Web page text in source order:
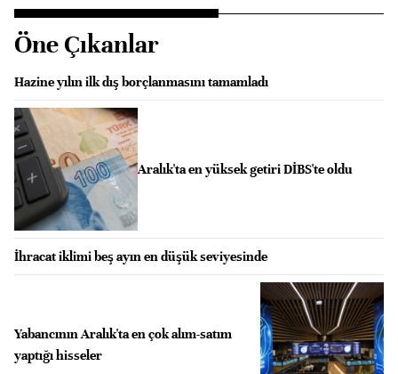
Öne Çıkanlar
Hazine yılın ilk dış borçlanmasını tamamladı
Aralık'ta en yüksek getiri DİBS'te oldu
İhracat iklimi beş ayın en düşük seviyesinde
Yabancının Aralık'ta en çok alım-satım
yaptığı hisseler